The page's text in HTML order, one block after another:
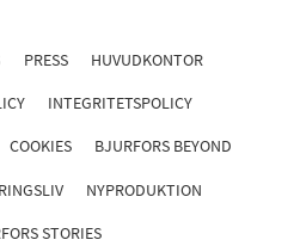
PRESS HUVUDKONTOR
INTEGRITETSPOLICY
COOKIES BJURFORS BEYOND
NYPRODUKTION
STORIES